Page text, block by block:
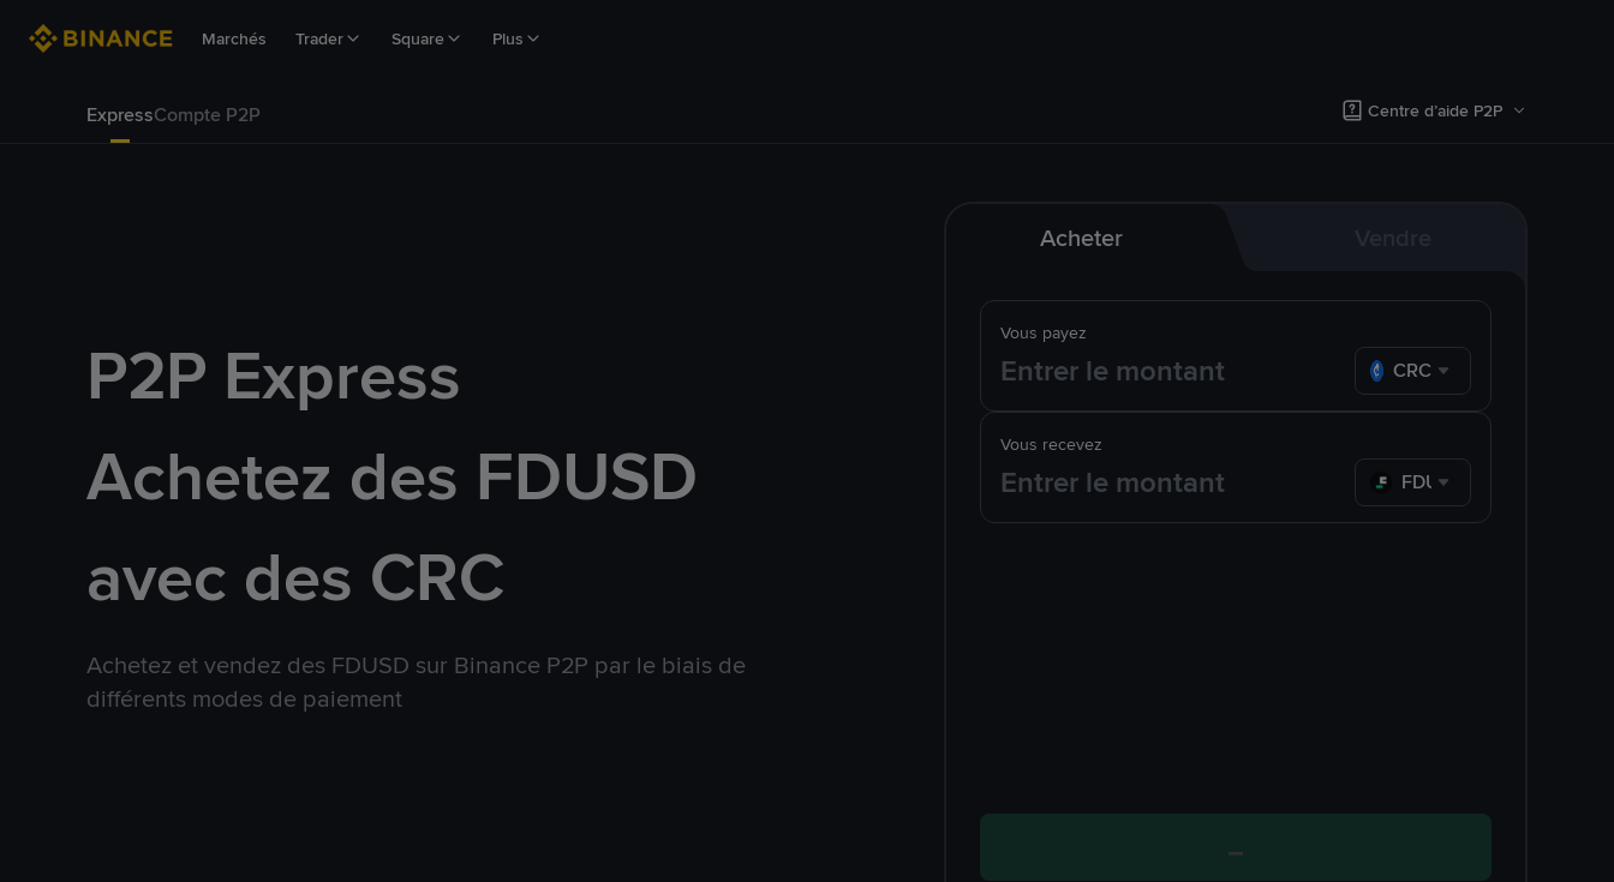
Marchés Trader Square Plus
ExpressCompte P2P Centre d’aide P2P
P2P Express
Achetez des FDUSD
avec des CRC
Achetez et vendez des FDUSD sur Binance P2P par le biais de
différents modes de paiement
Acheter
Vous payez
CRC
Vous recevez
FDUSD